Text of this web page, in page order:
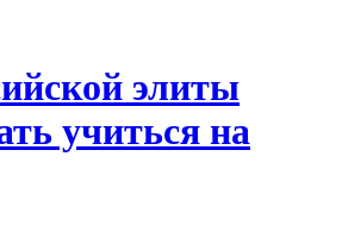
элиты
учиться на